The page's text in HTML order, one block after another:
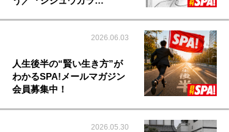
2026.06.03
人生後半の“賢い生き方”が
わかるSPA!メールマガジン
会員募集中！
2026.05.30